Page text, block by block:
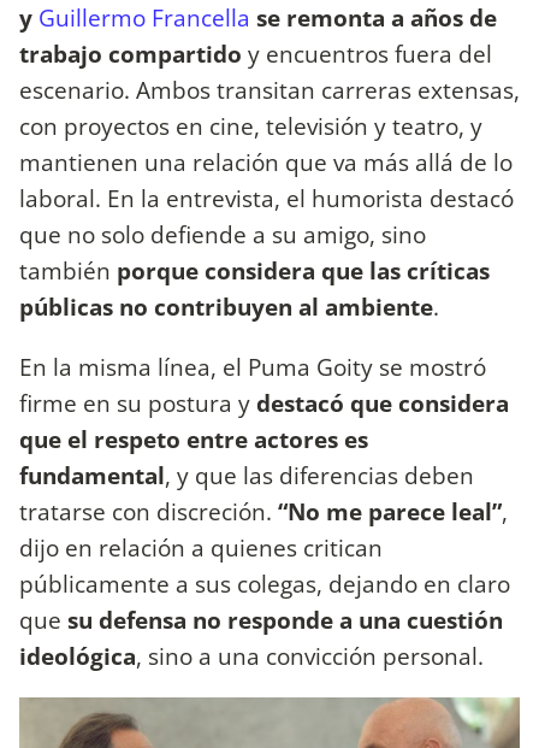
y Guillermo Francella se remonta a años de
trabajo compartido y encuentros fuera del
escenario. Ambos transitan carreras extensas,
con proyectos en cine, televisión y teatro, y
mantienen una relación que va más allá de lo
laboral. En la entrevista, el humorista destacó
que no solo defiende a su amigo, sino
también porque considera que las críticas
públicas no contribuyen al ambiente.
En la misma línea, el Puma Goity se mostró
firme en su postura ydestacó que considera
que el respeto entre actores es
fundamental, y que las diferencias deben
tratarse con discreción. “No me parece leal”,
dijo en relación a quienes critican
públicamente a sus colegas, dejando en claro
que su defensa no responde a una cuestión
ideológica, sino a una convicción personal.